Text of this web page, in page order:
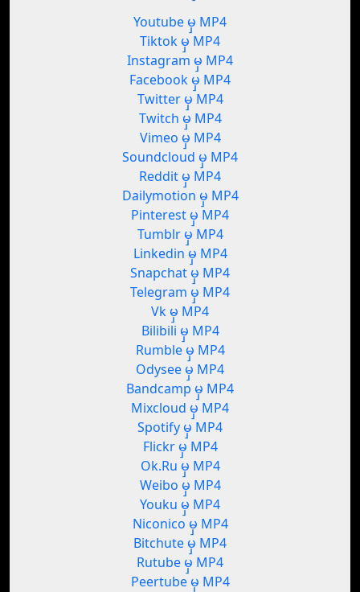
Youtube မှ MP4
Tiktok မှ MP4
Instagram မှ MP4
Facebook မှ MP4
Twitter မှ MP4
Twitch မှ MP4
Vimeo မှ MP4
Soundcloud မှ MP4
Reddit မှ MP4
Dailymotion မှ MP4
Pinterest မှ MP4
Tumblr မှ MP4
Linkedin မှ MP4
Snapchat မှ MP4
Telegram မှ MP4
Vk မှ MP4
Bilibili မှ MP4
Rumble မှ MP4
Odysee မှ MP4
Bandcamp မှ MP4
Mixcloud မှ MP4
Spotify မှ MP4
Flickr မှ MP4
Ok.Ru မှ MP4
Weibo မှ MP4
Youku မှ MP4
Niconico မှ MP4
Bitchute မှ MP4
Rutube မှ MP4
Peertube မှ MP4